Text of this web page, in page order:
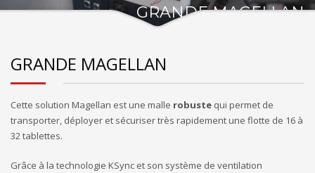
GRANDE MAGELLAN
GRANDE MAGELLAN
Cette solution Magellan est une malle robuste qui permet de
transporter, déployer et sécuriser très rapidement une flotte de 16 à
32 tablettes.
Grâce à la technologie KSync et son système de ventilation